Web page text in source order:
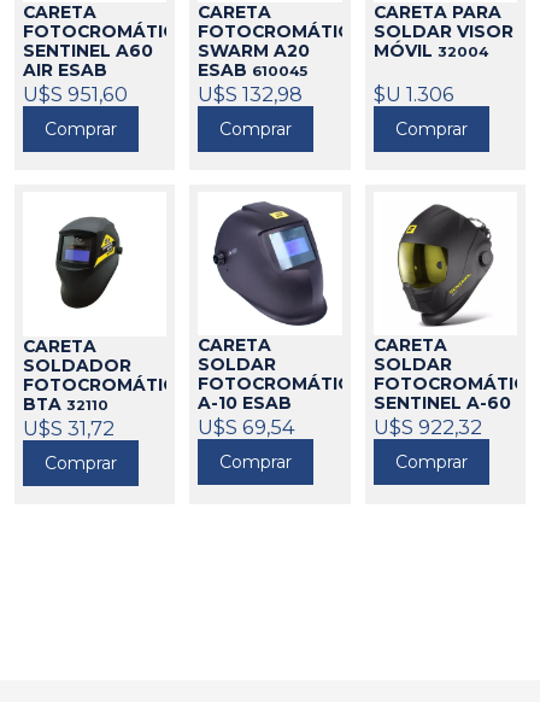
CARETA
FOTOCROMÁTICA
SENTINEL A60
AIR ESAB
610063
U$S 951,60
Comprar
CARETA
FOTOCROMÁTICA
SWARM A20
ESAB 610045
U$S 132,98
Comprar
CARETA PARA
SOLDAR VISOR
MÓVIL 32004
$U 1.306
Comprar
CARETA
SOLDADOR
FOTOCROMÁTICA
BTA 32110
U$S 31,72
Comprar
CARETA
SOLDAR
FOTOCROMÁTICA
A-10 ESAB
610026
U$S 69,54
Comprar
CARETA
SOLDAR
FOTOCROMÁTICA
SENTINEL A-60
ESAB610015
U$S 922,32
Comprar